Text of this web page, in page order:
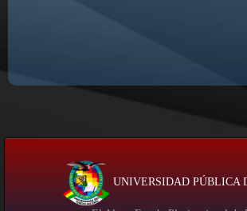
UNIVERSIDAD PÚBLICA